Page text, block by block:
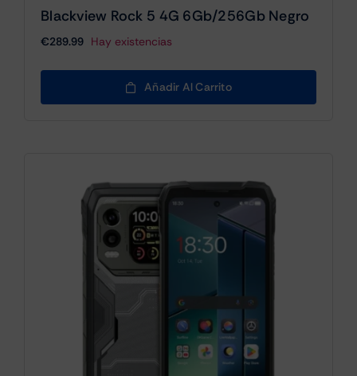
Blackview Rock 5 4G 6Gb/256Gb Negro
€289.99 Hay existencias
Añadir Al Carrito